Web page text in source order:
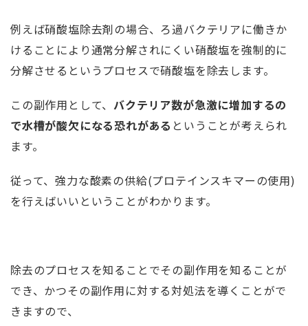
例えば硝酸塩除去剤の場合、ろ過バクテリアに働きか
けることにより通常分解されにくい硝酸塩を強制的に
分解させるというプロセスで硝酸塩を除去します。
この副作用として、バクテリア数が急激に増加するの
で水槽が酸欠になる恐れがある ということが考えられ
ます。
従って、強力な酸素の供給(プロテインスキマーの使用)
を行えばいいということがわかります。
除去のプロセスを知ることでその副作用を知ることが
でき、かつその副作用に対する対処法を導くことがで
きますので、